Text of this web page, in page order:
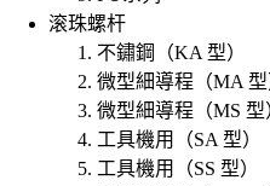
滚珠螺杆
不鏽鋼（KA 型）
微型細導程（MA 型
微型細導程（MS 型
工具機用（SA 型）
工具機用（SS 型）